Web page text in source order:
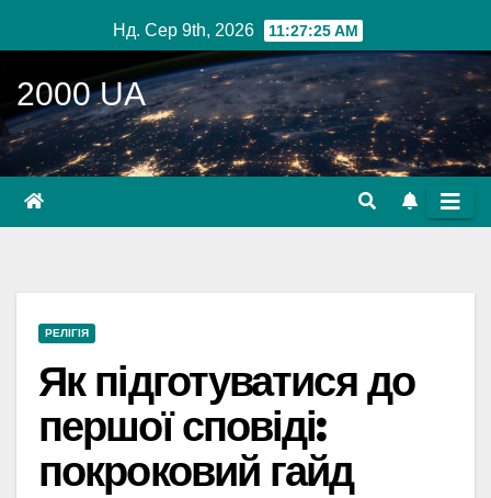
до
вмісту
Нд. Сер 9th, 2026 11:27:27 AM
2000 UA
РЕЛІГІЯ
Як підготуватися до
першої сповіді:
покроковий гайд